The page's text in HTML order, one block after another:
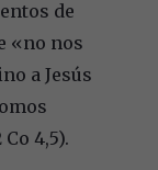
de
«no nos
a Jesús
4,5).